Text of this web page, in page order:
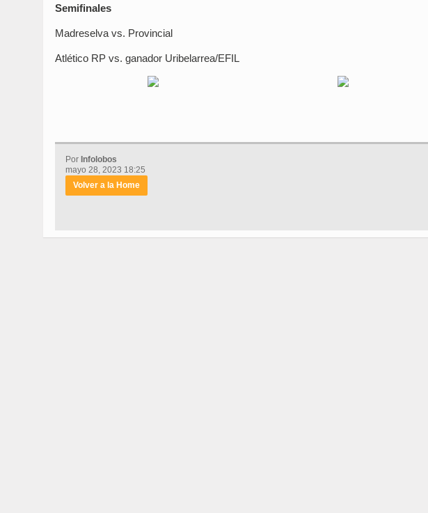
Semifinales
Madreselva vs. Provincial
Atlético RP vs. ganador Uribelarrea/EFIL
Por Infolobos
mayo 28, 2023 18:25
Volver a la Home